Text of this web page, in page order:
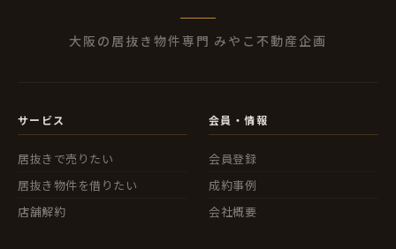
大阪の居抜き物件専門 みやこ不動産企画
サービス
居抜きで売りたい
居抜き物件を借りたい
店舗解約
会員・情報
会員登録
成約事例
会社概要